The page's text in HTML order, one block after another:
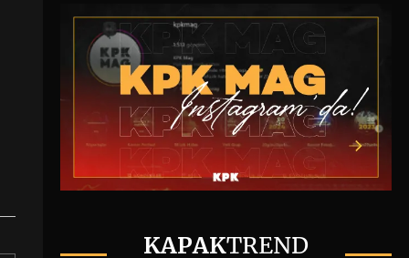
KAPAKTREND